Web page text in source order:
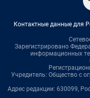
Контактные данные для
Зарегистрировано
информационных
Учредитель: Общество с
Адрес редакции: 630099,